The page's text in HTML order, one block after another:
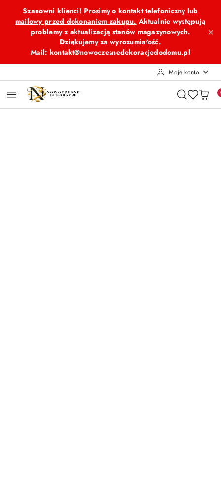
Przejdź do treści głównej
Przejdź do wyszukiwarki
Przejdź do moje konto
Przejdź do menu głównego
Przejdź do opisu produktu
Przejdź do stopki
Szanowni klienci! Prosimy o kontakt telefoniczny lub
mailowy przed dokonaniem zakupu. Aktualnie występują
problemy z aktualizacją stanów magazynowych.
Dziękujemy za wyrozumiałość.
Mail: kontakt@nowoczesnedekoracjedodomu.pl
Moje konto